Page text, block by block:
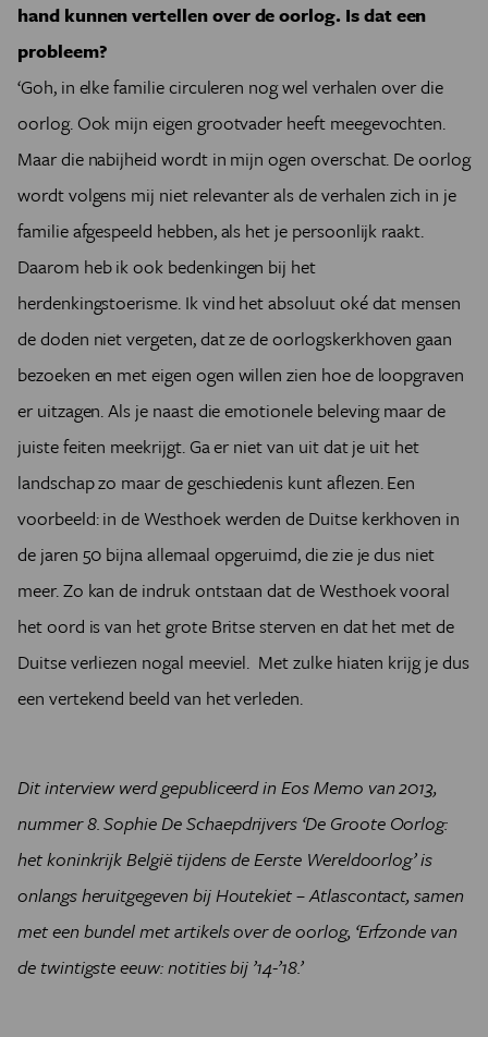
hand kunnen vertellen over de oorlog. Is dat een
probleem?
‘Goh, in elke familie circuleren nog wel verhalen over die
oorlog. Ook mijn eigen grootvader heeft meegevochten.
Maar die nabijheid wordt in mijn ogen overschat. De oorlog
wordt volgens mij niet relevanter als de verhalen zich in je
familie afgespeeld hebben, als het je persoonlijk raakt.
Daarom heb ik ook bedenkingen bij het
herdenkingstoerisme. Ik vind het absoluut oké dat mensen
de doden niet vergeten, dat ze de oorlogskerkhoven gaan
bezoeken en met eigen ogen willen zien hoe de loopgraven
er uitzagen. Als je naast die emotionele beleving maar de
juiste feiten meekrijgt. Ga er niet van uit dat je uit het
landschap zo maar de geschiedenis kunt aflezen. Een
voorbeeld: in de Westhoek werden de Duitse kerkhoven in
de jaren 50 bijna allemaal opgeruimd, die zie je dus niet
meer. Zo kan de indruk ontstaan dat de Westhoek vooral
het oord is van het grote Britse sterven en dat het met de
Duitse verliezen nogal meeviel. Met zulke hiaten krijg je dus
een vertekend beeld van het verleden.
Dit interview werd gepubliceerd in Eos Memo van 2013,
nummer 8. Sophie De Schaepdrijvers ‘De Groote Oorlog:
het koninkrijk België tijdens de Eerste Wereldoorlog’ is
onlangs heruitgegeven bij Houtekiet – Atlascontact, samen
met een bundel met artikels over de oorlog, ‘Erfzonde van
de twintigste eeuw: notities bij ’14-’18.’